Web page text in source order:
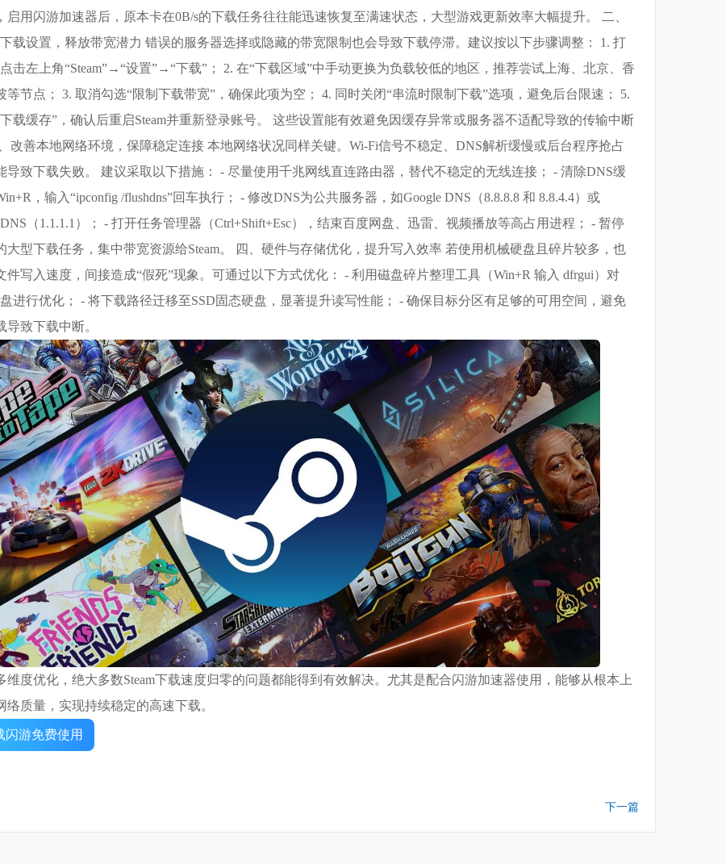
启用闪游加速器后，原本卡在0B/s的下载任务往往能迅速恢复至满速状态，大型游戏更新效率大幅提升。 二、
下载设置，释放带宽潜力 错误的服务器选择或隐藏的带宽限制也会导致下载停滞。建议按以下步骤调整： 1. 打
点击左上角“Steam”→“设置”→“下载”； 2. 在“下载区域”中手动更换为负载较低的地区，推荐尝试上海、北京、香
等节点； 3. 取消勾选“限制下载带宽”，确保此项为空； 4. 同时关闭“串流时限制下载”选项，避免后台限速； 5.
载缓存”，确认后重启Steam并重新登录账号。 这些设置能有效避免因缓存异常或服务器不适配导致的传输中断
改善本地网络环境，保障稳定连接 本地网络状况同样关键。Wi-Fi信号不稳定、DNS解析缓慢或后台程序抢占
导致下载失败。 建议采取以下措施： - 尽量使用千兆网线直连路由器，替代不稳定的无线连接； - 清除DNS缓
，输入“ipconfig /flushdns”回车执行； - 修改DNS为公共服务器，如Google DNS（8.8.8.8 和 8.8.4.4）或
DNS（1.1.1.1）； - 打开任务管理器（Ctrl+Shift+Esc），结束百度网盘、迅雷、视频播放等高占用进程； - 暂停
大型下载任务，集中带宽资源给Steam。 四、硬件与存储优化，提升写入效率 若使用机械硬盘且碎片较多，也
件写入速度，间接造成“假死”现象。可通过以下方式优化： - 利用磁盘碎片整理工具（Win+R 输入 dfrgui）对
盘进行优化； - 将下载路径迁移至SSD固态硬盘，显著提升读写性能； - 确保目标分区有足够的可用空间，避免
导致下载中断。
维度优化，绝大多数Steam下载速度归零的问题都能得到有效解决。尤其是配合闪游加速器使用，能够从根本上
络质量，实现持续稳定的高速下载。
闪游免费使用
下一篇